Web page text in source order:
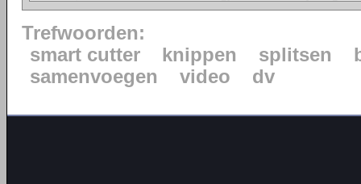
Trefwoorden:
smart cutter
knippen splitsen
samenvoegen
video dv